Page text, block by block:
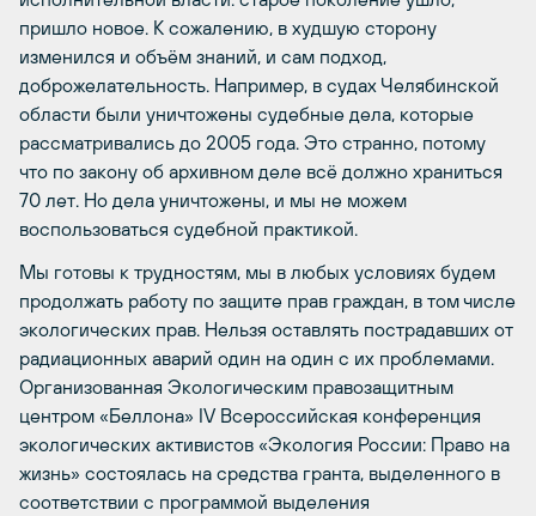
пришло новое. К сожалению, в худшую сторону
изменился и объём знаний, и сам подход,
доброжелательность. Например, в судах Челябинской
области были уничтожены судебные дела, которые
рассматривались до 2005 года. Это странно, потому
что по закону об архивном деле всё должно храниться
70 лет. Но дела уничтожены, и мы не можем
воспользоваться судебной практикой.
Мы готовы к трудностям, мы в любых условиях будем
продолжать работу по защите прав граждан, в том числе
экологических прав. Нельзя оставлять пострадавших от
радиационных аварий один на один с их проблемами.
Организованная Экологическим правозащитным
центром «Беллона» IV Всероссийская конференция
экологических активистов «Экология России: Право на
жизнь» состоялась на средства гранта, выделенного в
соответствии с программой выделения